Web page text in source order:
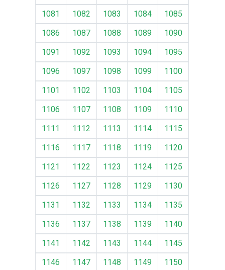
1081
1082 1083 1084
1085
1086
1087 1088 1089
1090
1091
1092 1093 1094
1095
1096
1097 1098 1099
1100
1101
1102 1103 1104
1105
1106
1107 1108 1109
1110
1111
1112 1113 1114
1115
1116
1117 1118 1119
1120
1121
1122 1123 1124
1125
1126
1127 1128 1129
1130
1131
1132 1133 1134
1135
1136
1137 1138 1139
1140
1141
1142 1143 1144
1145
1146
1147 1148 1149
1150